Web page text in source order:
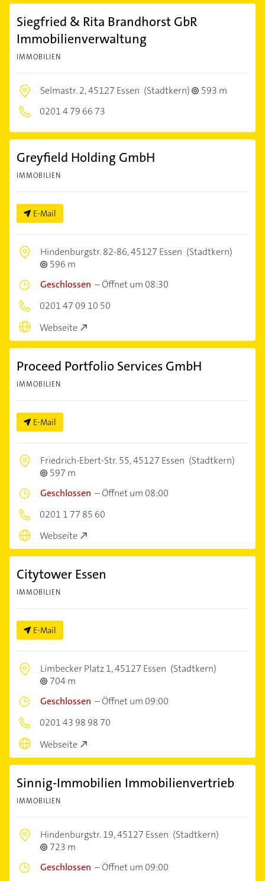
Siegfried & Rita Brandhorst GbR
Immobilienverwaltung
IMMOBILIEN
Selmastr. 2,45127 Essen (Stadtkern)
593 m
0201 4 79 66 73
Greyfield Holding GmbH
IMMOBILIEN
E-Mail
Hindenburgstr. 82-86,45127 Essen (Stadtkern)
596 m
Geschlossen –Öffnet um 08:30
0201 47 09 10 50
Webseite
Proceed Portfolio Services GmbH
IMMOBILIEN
E-Mail
Friedrich-Ebert-Str. 55,45127 Essen (Stadtkern)
597 m
Geschlossen –Öffnet um 08:00
0201 1 77 85 60
Webseite
Citytower Essen
IMMOBILIEN
E-Mail
Limbecker Platz 1,45127 Essen (Stadtkern)
704 m
Geschlossen –Öffnet um 09:00
0201 43 98 98 70
Webseite
Sinnig-Immobilien Immobilienvertrieb
IMMOBILIEN
Hindenburgstr. 19,45127 Essen (Stadtkern)
723 m
Geschlossen –Öffnet um 09:00